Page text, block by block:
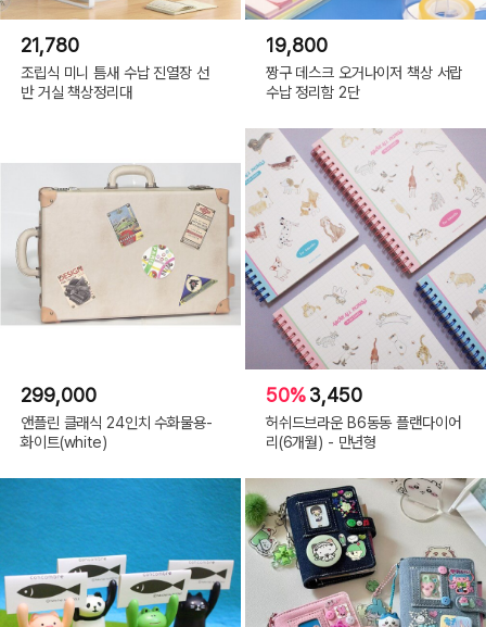
21,780
조립식 미니 틈새 수납 진열장 선
반 거실 책상정리대
19,800
짱구 데스크 오거나이저 책상 서랍
수납 정리함 2단
299,000
앤플린 클래식 24인치 수화물용-
화이트(white)
50%3,450
허쉬드브라운 B6동동 플랜다이어
리(6개월) - 만년형